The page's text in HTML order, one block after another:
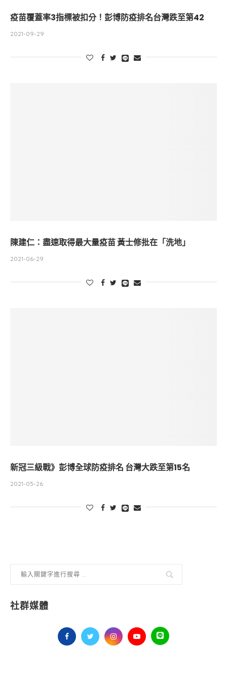
疫苗覆蓋率3指標被扣分！彭博防疫排名台灣跌至第42
2021-09-29
陳建仁：盡速取得最大量疫苗 黃士修批在「洗地」
2021-06-29
新冠三級戰》彭博全球防疫排名 台灣大跌至第15名
2021-05-26
社群媒體